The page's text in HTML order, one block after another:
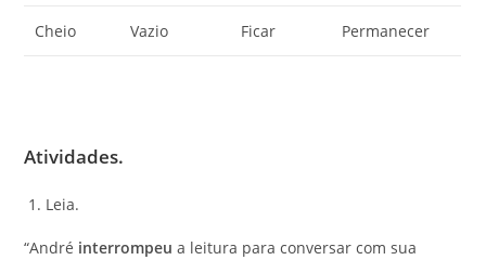
Cheio Vazio Ficar Permanecer
Atividades.
Leia.
“André interrompeua leitura para conversar com sua